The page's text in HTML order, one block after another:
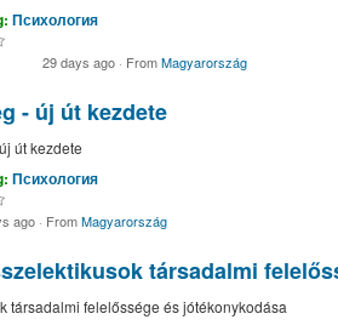
Психология
29 days ago · FromMagyarország
- új út kezdete
út kezdete
Психология
ago · FromMagyarország
társadalmi
társadalmi felelőssége és jótékonykodása